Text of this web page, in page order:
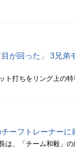
が回った」 3兄弟
ト打ちをリング上の
ーフトレーナー
は、「チーム和毅」